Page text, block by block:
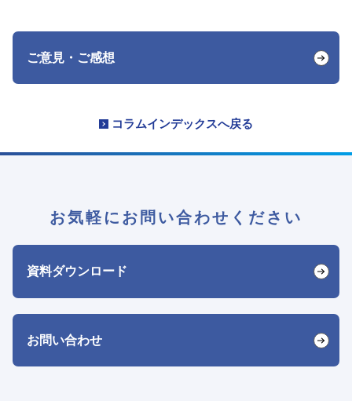
ご意見・ご感想
コラムインデックスへ戻る
お気軽にお問い合わせください
資料ダウンロード
お問い合わせ